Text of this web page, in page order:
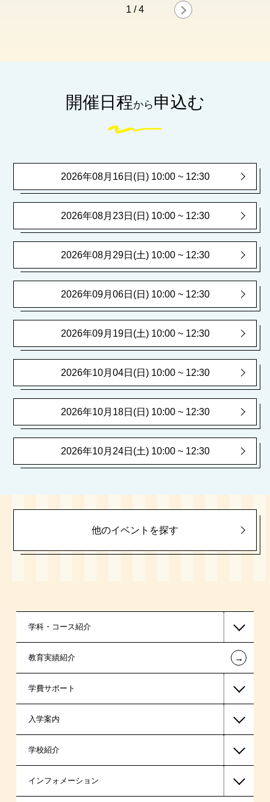
1 /4
開催日程から申込む
2026年08月16日(日) 10:00 ~ 12:30
2026年08月23日(日) 10:00 ~ 12:30
2026年08月29日(土) 10:00 ~ 12:30
2026年09月06日(日) 10:00 ~ 12:30
2026年09月19日(土) 10:00 ~ 12:30
2026年10月04日(日) 10:00 ~ 12:30
2026年10月18日(日) 10:00 ~ 12:30
2026年10月24日(土) 10:00 ~ 12:30
他のイベントを探す
学科・コース紹介
国家公務員・地方公務員系
警察官・消防官系
税理士系
ビジネス系
東京経営大学 学士取得コース
教育実績紹介 ←
学費サポート
高等教育の修学支援新制度
日本学生支援機構の奨学金
国の教育ローン
入学案内
一般入学
AO入学
学校紹介
在校生からあなたへ
インフォメーション